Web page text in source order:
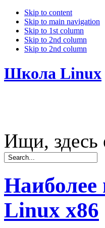
Skip to content
Skip to main navigation
Skip to 1st column
Skip to 2nd column
Skip to 2nd column
Школа Linux
Ищи, здесь
Linux x86